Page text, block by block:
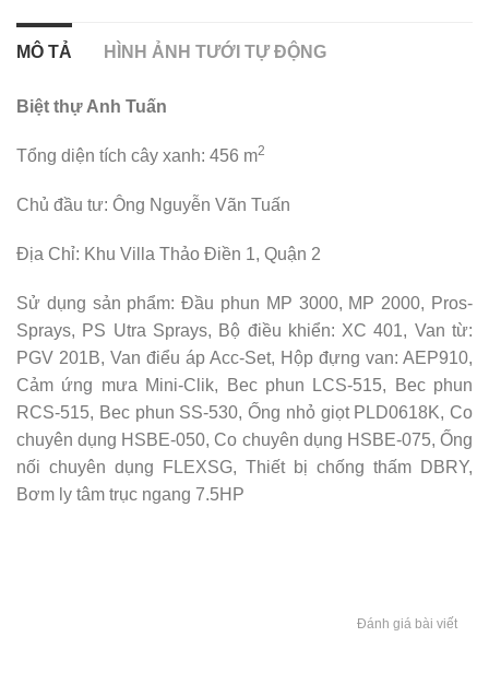
MÔ TẢ HÌNH ẢNH TƯỚI TỰ ĐỘNG
Biệt thự Anh Tuấn
Tổng diện tích cây xanh: 456 m2
Chủ đầu tư: Ông Nguyễn Vãn Tuấn
Ðịa Chỉ: Khu Villa Thảo Ðiền 1, Quận 2
Sử dụng sản phẩm: Ðầu phun MP 3000, MP 2000, Pros-
Sprays, PS Utra Sprays, Bộ điều khiển: XC 401, Van từ:
PGV 201B, Van điểu áp Acc-Set, Hộp đựng van: AEP910,
Cảm ứng mưa Mini-Clik, Bec phun LCS-515, Bec phun
RCS-515, Bec phun SS-530, Ống nhỏ giọt PLD0618K, Co
chuyên dụng HSBE-050, Co chuyên dụng HSBE-075, Ống
nối chuyên dụng FLEXSG, Thiết bị chống thấm DBRY,
Bơm ly tâm trục ngang 7.5HP
Đánh giá bài viết